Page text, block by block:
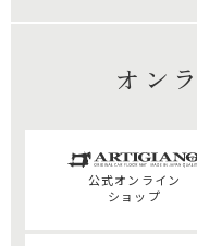
オン
公式オンライン
ショップ